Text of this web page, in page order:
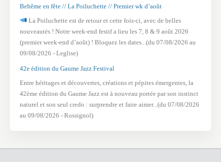
Behême en fête // La Poiluchette // Premier wk d’août
La Poiluchette est de retour et cette fois-ci, avec de belles
nouveautés ! Notre week-end festif a lieu les 7, 8 & 9 août 2026
(premier week-end d’août) ! Bloquez les dates...(du 07/08/2026 au
09/08/2026 - Leglise)
42e édition du Gaume Jazz Festival
Entre héritages et découvertes, créations et pépites émergentes, la
42ème édition du Gaume Jazz est à nouveau portée par son instinct
naturel et son seul credo : surprendre et faire aimer...(du 07/08/2026
au 09/08/2026 - Rossignol)